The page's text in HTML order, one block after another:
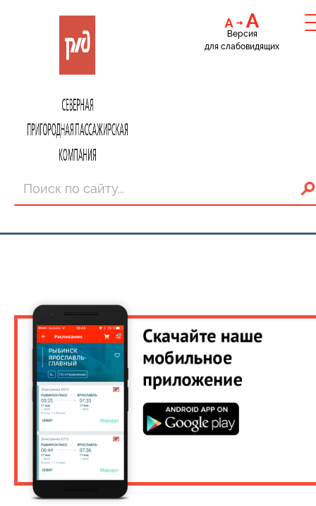
Версия
для слабовидящих